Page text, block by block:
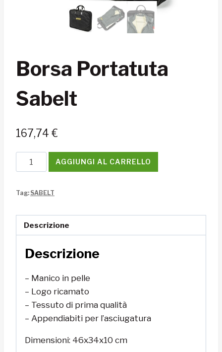
Borsa Portatuta
Sabelt
167,74 €
Borsa
Portatuta
quantità
AGGIUNGI AL CARRELLO
Tag: SABELT
Descrizione
Descrizione
– Manico in pelle
– Logo ricamato
– Tessuto di prima qualità
– Appendiabiti per l’asciugatura
Dimensioni: 46x34x10 cm